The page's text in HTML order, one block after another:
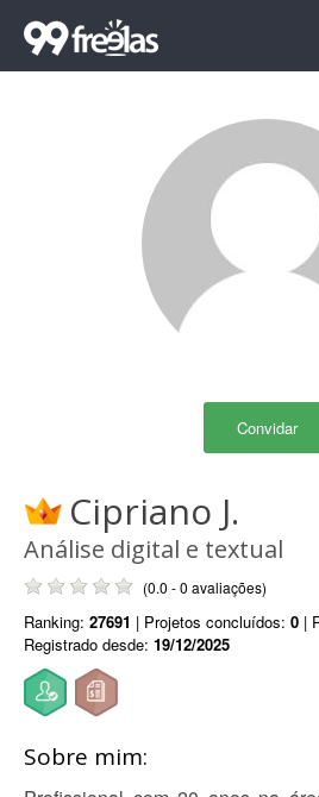
Convidar
Cipriano J.
Análise digital e textual
(0.0 - 0 avaliações)
Ranking: 27691 | Projetos concluídos: 0 |
Registrado desde: 19/12/2025
Sobre mim: